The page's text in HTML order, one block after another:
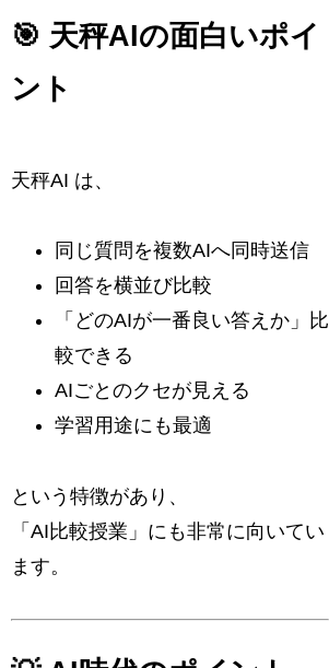
🎯 天秤AIの面白いポイ
ント
天秤AI は、
同じ質問を複数AIへ同時送信
回答を横並び比較
「どのAIが一番良い答えか」比
較できる
AIごとのクセが見える
学習用途にも最適
という特徴があり、
「AI比較授業」にも非常に向いてい
ます。